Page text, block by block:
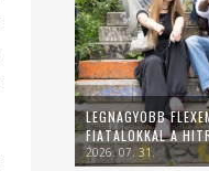
LEGNAGYOBB
FIATALOKKAL A
2026. 07. 31.